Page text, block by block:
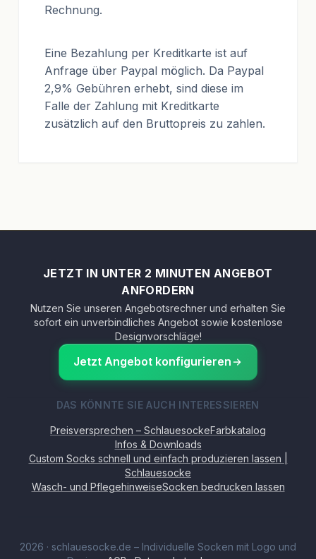
Rechnung.
Eine Bezahlung per Kreditkarte ist auf
Anfrage über Paypal möglich. Da Paypal
2,9% Gebühren erhebt, sind diese im
Falle der Zahlung mit Kreditkarte
zusätzlich auf den Bruttopreis zu zahlen.
JETZT IN UNTER 2 MINUTEN ANGEBOT
ANFORDERN
Nutzen Sie unseren Angebotsrechner und erhalten Sie
sofort ein unverbindliches Angebot sowie kostenlose
Designvorschläge!
Jetzt Angebot konfigurieren
DAS KÖNNTE SIE AUCH INTERESSIEREN
Preisversprechen – SchlauesockeFarbkatalog
Infos & Downloads
Custom Socks schnell und einfach produzieren lassen |
Schlauesocke
Wasch- und PflegehinweiseSocken bedrucken lassen
2026 · schlauesocke.de – Individuelle Socken mit Logo und